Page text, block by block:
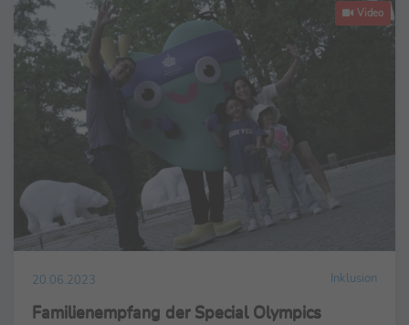
Video
20.06.2023 Inklusion
Familienempfang der Special Olympics